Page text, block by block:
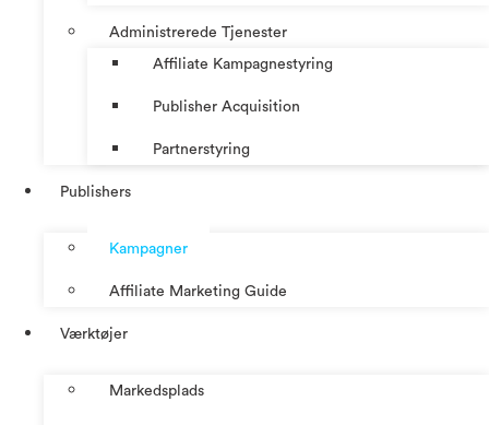
Administrerede Tjenester
Affiliate Kampagnestyring
Publisher Acquisition
Partnerstyring
Publishers
Kampagner
Affiliate Marketing Guide
Værktøjer
Markedsplads